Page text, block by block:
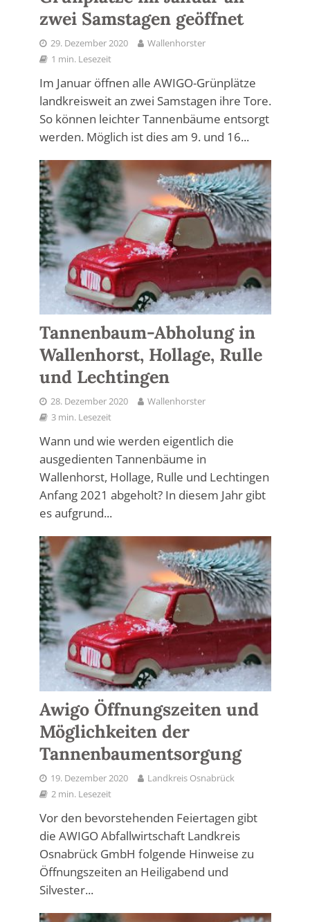
zwei Samstagen geöffnet
29. Dezember 2020
Wallenhorster
1 min. Lesezeit
Im Januar öffnen alle AWIGO-Grünplätze
landkreisweit an zwei Samstagen ihre Tore.
So können leichter Tannenbäume entsorgt
werden. Möglich ist dies am 9. und 16...
Tannenbaum-Abholung in
Wallenhorst, Hollage, Rulle
und Lechtingen
28. Dezember 2020
Wallenhorster
3 min. Lesezeit
Wann und wie werden eigentlich die
ausgedienten Tannenbäume in
Wallenhorst, Hollage, Rulle und Lechtingen
Anfang 2021 abgeholt? In diesem Jahr gibt
es aufgrund...
Awigo Öffnungszeiten und
Möglichkeiten der
Tannenbaumentsorgung
19. Dezember 2020
Landkreis Osnabrück
2 min. Lesezeit
Vor den bevorstehenden Feiertagen gibt
die AWIGO Abfallwirtschaft Landkreis
Osnabrück GmbH folgende Hinweise zu
Öffnungszeiten an Heiligabend und
Silvester...